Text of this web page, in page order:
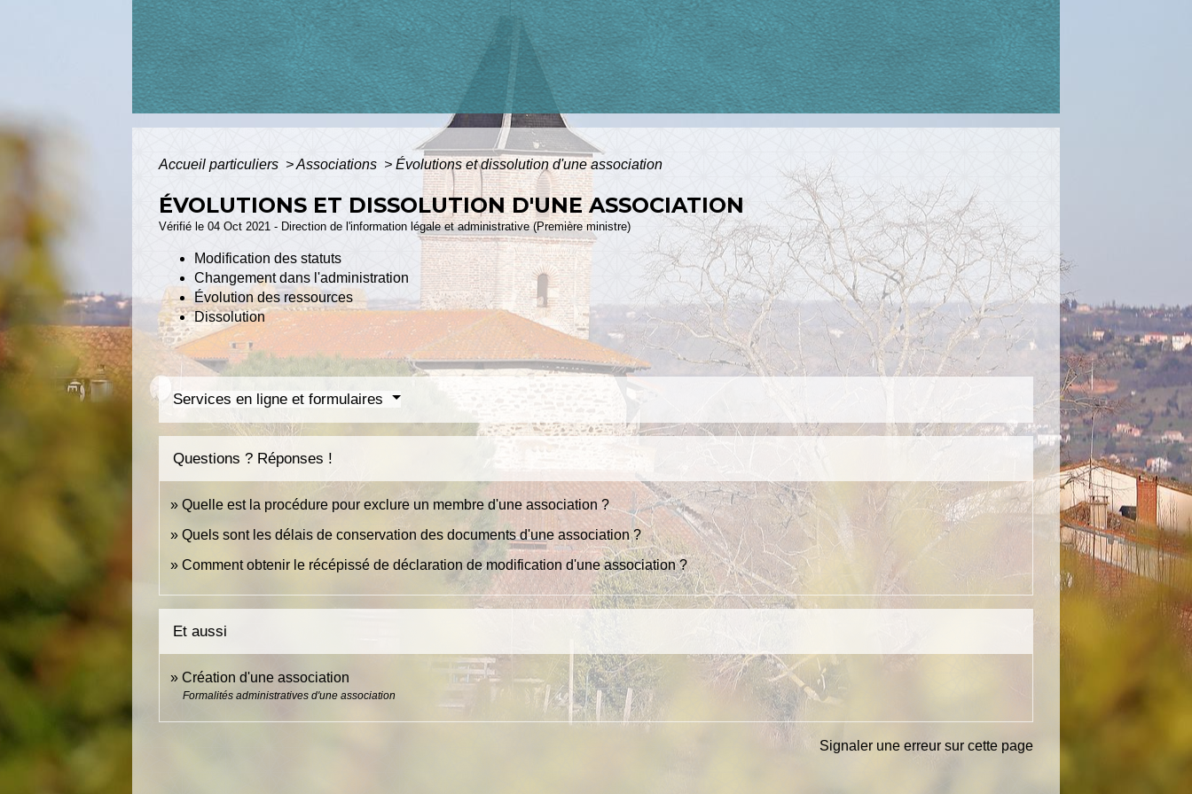
Accueil particuliers > Associations > Évolutions et dissolution d'une association
ÉVOLUTIONS ET DISSOLUTION D'UNE ASSOCIATION
Vérifié le 04 Oct 2021 - Direction de l'information légale et administrative (Première ministre)
Modification des statuts
Changement dans l'administration
Évolution des ressources
Dissolution
Services en ligne et formulaires
Questions ? Réponses !
Quelle est la procédure pour exclure un membre d'une association ?
Quels sont les délais de conservation des documents d'une association ?
Comment obtenir le récépissé de déclaration de modification d'une association ?
Et aussi
Création d'une association
Formalités administratives d'une association
Signaler une erreur sur cette page